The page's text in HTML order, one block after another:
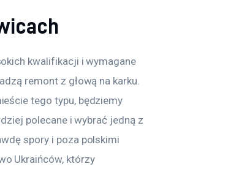
kwalifikacji i wymagane
remont z głową na karku.
tego typu, będziemy
polecane i wybrać jedną z
spory i poza polskimi
Ukraińców, którzy